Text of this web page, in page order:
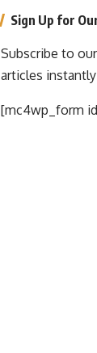
Sign Up for
Subscribe to
articles
[mc4wp_form